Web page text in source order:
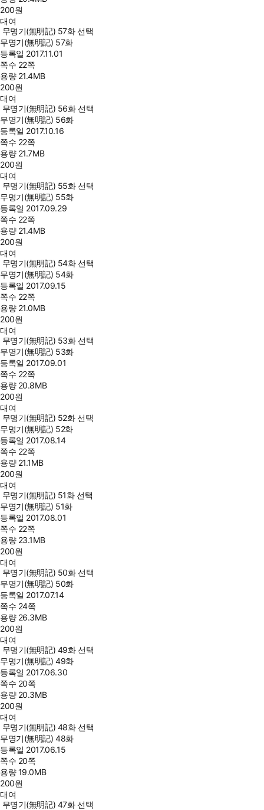
200원
대여
무명기(無明記) 57화 선택
무명기(無明記) 57화
등록일 2017.11.01
쪽수 22쪽
용량 21.4MB
200원
대여
무명기(無明記) 56화 선택
무명기(無明記) 56화
등록일 2017.10.16
쪽수 22쪽
용량 21.7MB
200원
대여
무명기(無明記) 55화 선택
무명기(無明記) 55화
등록일 2017.09.29
쪽수 22쪽
용량 21.4MB
200원
대여
무명기(無明記) 54화 선택
무명기(無明記) 54화
등록일 2017.09.15
쪽수 22쪽
용량 21.0MB
200원
대여
무명기(無明記) 53화 선택
무명기(無明記) 53화
등록일 2017.09.01
쪽수 22쪽
용량 20.8MB
200원
대여
무명기(無明記) 52화 선택
무명기(無明記) 52화
등록일 2017.08.14
쪽수 22쪽
용량 21.1MB
200원
대여
무명기(無明記) 51화 선택
무명기(無明記) 51화
등록일 2017.08.01
쪽수 22쪽
용량 23.1MB
200원
대여
무명기(無明記) 50화 선택
무명기(無明記) 50화
등록일 2017.07.14
쪽수 24쪽
용량 26.3MB
200원
대여
무명기(無明記) 49화 선택
무명기(無明記) 49화
등록일 2017.06.30
쪽수 20쪽
용량 20.3MB
200원
대여
무명기(無明記) 48화 선택
무명기(無明記) 48화
등록일 2017.06.15
쪽수 20쪽
용량19.0MB
200원
대여
무명기(無明記) 47화 선택